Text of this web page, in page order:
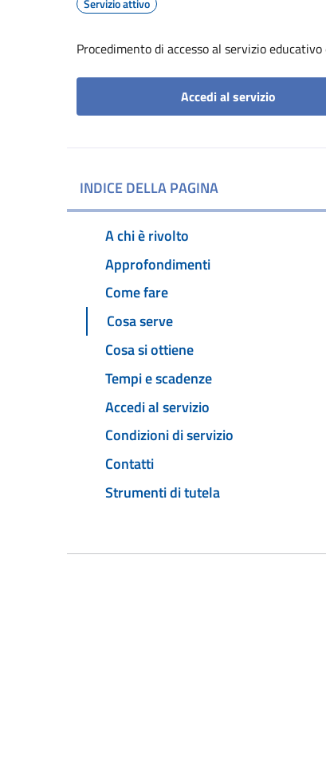
Servizio attivo
Procedimento di accesso al servizio
Accedi al servizio
INDICE DELLA PAGINA
A chi è rivolto
Approfondimenti
Come fare
Cosa serve
Cosa si ottiene
Tempi e scadenze
Accedi al servizio
Condizioni di servizio
Contatti
Strumenti di tutela